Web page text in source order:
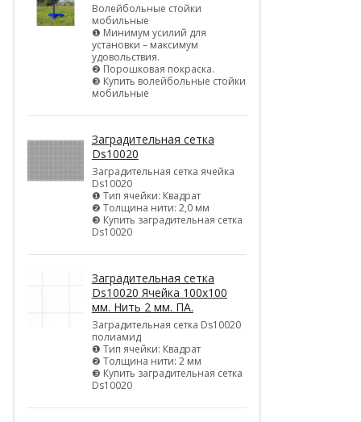
Волейбольные стойки
мобильные
❶ Минимум усилий для
установки – максимум
удовольствия.
❷ Порошковая покраска.
❸ Купить волейбольные стойки
мобильные
Заградительная сетка
Ds10020
Заградительная сетка ячейка
Ds10020
❶ Тип ячейки: Квадрат
❷ Толщина нити: 2,0 мм
❸ Купить заградительная сетка
Ds10020
Заградительная сетка
Ds10020 Ячейка 100х100
мм. Нить 2 мм. ПА.
Заградительная сетка Ds10020
полиамид
❶ Тип ячейки: Квадрат
❷ Толщина нити: 2 мм
❸ Купить заградительная сетка
Ds10020